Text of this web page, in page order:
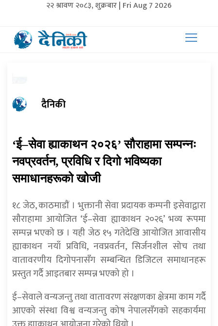
२२ श्रावण २०८३, शुक्रबार | Fri Aug 7 2026
दैनिकी
‘ई–सेवा ह्याकाथन २०२६’ सौराहामा सम्पन्नः
नवप्रवर्तन, प्रविधि र दिगो भविष्यका
समाधानहरूको खोजी
१८ जेठ, काठमाडाैं । भुक्तानी सेवा प्रदायक कम्पनी इसेवाद्वारा
सौराहामा आयोजित ‘ई–सेवा ह्याकाथन २०२६’ भव्य रूपमा
सम्पन्न भएको छ । यही जेठ १५ गतेदेखि आयोजित आवासीय
ह्याकाथन नयाँ प्रविधि, नवप्रवर्तन, सिर्जनशील सोच तथा
वातावरणीय दिगोपनासँग सम्बन्धित डिजिटल समाधानहरू
प्रस्तुत गर्दै आइतबार सम्पन्न भएको हो ।
ई–सेवाले वन्यजन्तु तथा वातावरण संरक्षणका क्षेत्रमा काम गर्दै
आएको संस्था विश्व वन्यजन्तु कोष नेपालसँगको सहकार्यमा